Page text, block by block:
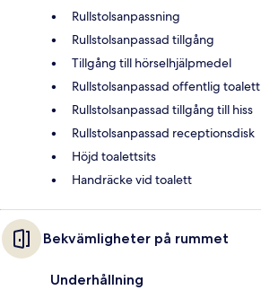
Rullstolsanpassning
Rullstolsanpassad tillgång
Tillgång till hörselhjälpmedel
Rullstolsanpassad offentlig toalett
Rullstolsanpassad tillgång till hiss
Rullstolsanpassad receptionsdisk
Höjd toalettsits
Handräcke vid toalett
Bekvämligheter på rummet
Underhållning